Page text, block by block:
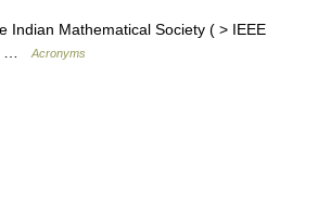
Indian Mathematical Society ( > IEEE
) …
Acronyms